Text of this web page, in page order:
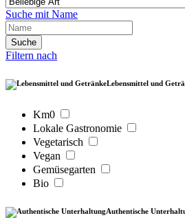
Suche mit Name
Filtern nach
Lebensmittel und
Km0
Lokale Gastronomie
Vegetarisch
Vegan
Gemüsegarten
Bio
Authentische